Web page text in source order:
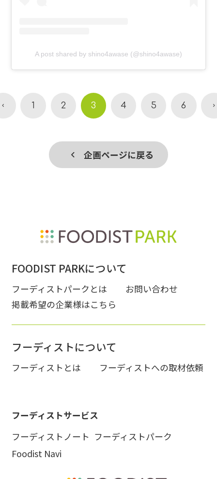
A post shared by shino4awase (@shino4awase)
1 2 3 4 5 6
企画ページに戻る
FOODIST PARKについて
フーディストパークとは
お問い合わせ
掲載希望の企業様はこちら
フーディストについて
フーディストとは フーディストへの取材依頼
フーディストサービス
フーディストノート フーディストパーク
Foodist Navi